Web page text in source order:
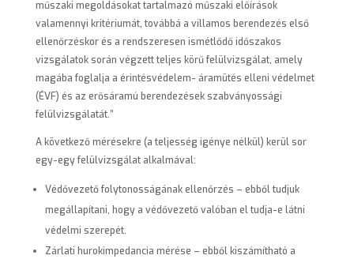
műszaki megoldásokat tartalmazó műszaki előírások
valamennyi kritériumát, továbbá a villamos berendezés első
ellenőrzéskor és a rendszeresen ismétlődő időszakos
vizsgálatok során végzett teljes körű felülvizsgálat, amely
magába foglalja a érintésvédelem- áramütés elleni védelmet
(ÉVF) és az erősáramú berendezések szabványossági
felülvizsgálatát.”
A következő mérésekre (a teljesség igénye nélkül) kerül sor
egy-egy felülvizsgálat alkalmával:
Védővezető folytonosságának ellenőrzés – ebből tudjuk
megállapítani, hogy a védővezető valóban el tudja-e látni
védelmi szerepét.
Zárlati hurokimpedancia mérése – ebből kiszámítható a